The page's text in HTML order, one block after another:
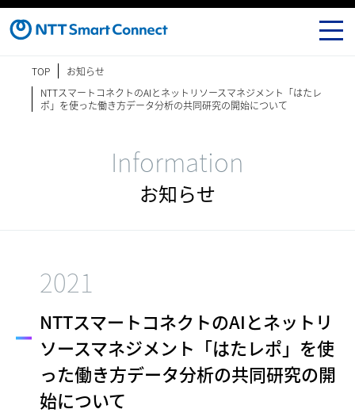
TOP
お知らせ
NTTスマートコネクトのAIとネットリソースマネジメント「はたレ
ポ」を使った働き方データ分析の共同研究の開始について
Information
お知らせ
2021
NTTスマートコネクトのAIとネットリ
ソースマネジメント「はたレポ」を使
った働き方データ分析の共同研究の開
始について